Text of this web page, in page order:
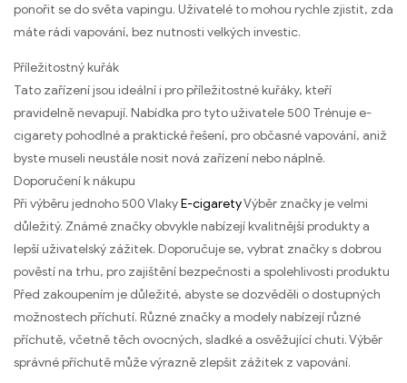
ponořit se do světa vapingu. Uživatelé to mohou rychle zjistit, zda
máte rádi vapování, bez nutnosti velkých investic.
Příležitostný kuřák
Tato zařízení jsou ideální i pro příležitostné kuřáky, kteří
pravidelně nevapují. Nabídka pro tyto uživatele 500 Trénuje e-
cigarety pohodlné a praktické řešení, pro občasné vapování, aniž
byste museli neustále nosit nová zařízení nebo náplně.
Doporučení k nákupu
Při výběru jednoho 500 VlakyE-cigaretyVýběr značky je velmi
důležitý. Známé značky obvykle nabízejí kvalitnější produkty a
lepší uživatelský zážitek. Doporučuje se, vybrat značky s dobrou
pověstí na trhu, pro zajištění bezpečnosti a spolehlivosti produktu
Před zakoupením je důležité, abyste se dozvěděli o dostupných
možnostech příchutí. Různé značky a modely nabízejí různé
příchutě, včetně těch ovocných, sladké a osvěžující chuti. Výběr
správné příchutě může výrazně zlepšit zážitek z vapování.